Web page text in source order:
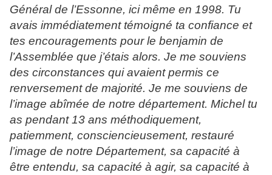
Général de l’Essonne, ici même en 1998. Tu
avais immédiatement témoigné ta confiance et
tes encouragements pour le benjamin de
l’Assemblée que j’étais alors. Je me souviens
des circonstances qui avaient permis ce
renversement de majorité. Je me souviens de
l’image abîmée de notre département. Michel tu
as pendant 13 ans méthodiquement,
patiemment, consciencieusement, restauré
l’image de notre Département, sa capacité à
être entendu, sa capacité à agir, sa capacité à